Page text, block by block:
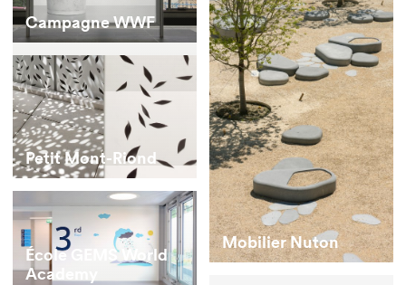
Campagne WWF
Mobilier Nuton
Petit Mont-Riond
École GEMS World
Academy